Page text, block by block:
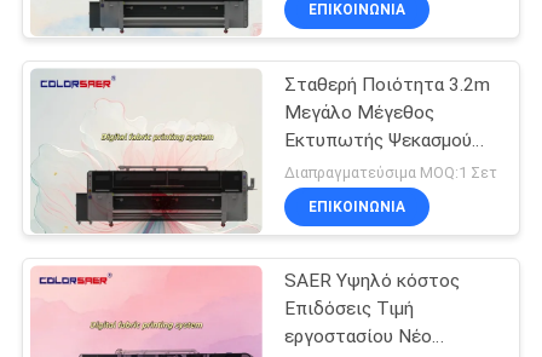
Επικεφαλής
εκτυπωτής Epson
θερμάστρα
Υφασμάτων Ψεκασμού
Ακρίβειας
ΕΠΙΚΟΙΝΩΝΙΑ
Σταθερή Ποιότητα 3.2m
Μεγάλο Μέγεθος
Εκτυπωτής Ψεκασμού
Μελάνης για Ύφασμα/
Οικιακές Υφασμάτινες
Εφαρμογές με Κεφαλή
Διαπραγματεύσιμα MOQ:1 Σετ
ΕΠΙΚΟΙΝΩΝΙΑ
SAER Υψηλό κόστος
Επιδόσεις Τιμή
εργοστασίου Νέο